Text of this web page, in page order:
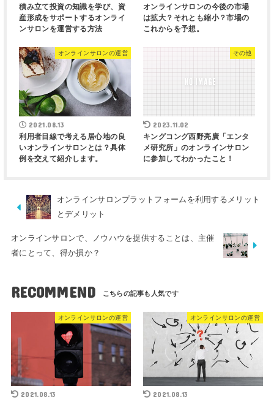
積み立て投資の知識を学び、資
産形成をサポートするオンライ
ンサロンを運営する方法
オンラインサロンの今後の市場
は拡大？それとも縮小？市場の
これからを予想。
オンラインサロンの運営
2021.08.13
利用者目線で考える居心地の良
いオンラインサロンとは？具体
例を交えて紹介します。
その他
2023.11.02
キングコング西野亮廣「エンタ
メ研究所」のオンラインサロン
に参加してわかったこと！
オンラインサロンプラットフォームを利用するメリット
とデメリット
オンラインサロンで、ノウハウを提供することは、主催
者にとって、得か損か？
RECOMMEND
オンラインサロンの運営
2021.08.13
オンラインサロンの運営
2021.08.13